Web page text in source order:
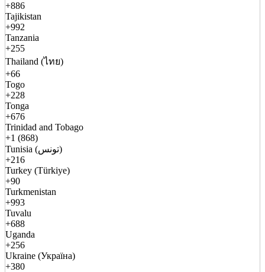
+886
Tajikistan
+992
Tanzania
+255
Thailand (ไทย)
+66
Togo
+228
Tonga
+676
Trinidad and Tobago
+1 (868)
Tunisia (تونس)
+216
Turkey (Türkiye)
+90
Turkmenistan
+993
Tuvalu
+688
Uganda
+256
Ukraine (Україна)
+380